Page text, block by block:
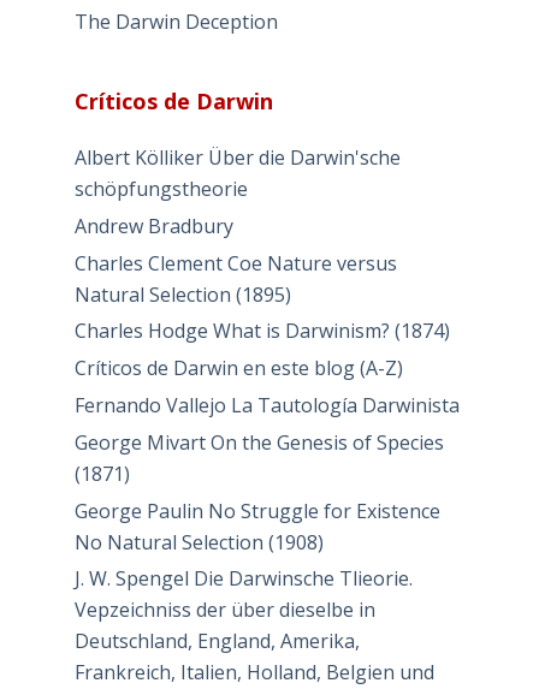
The Darwin Deception
Críticos de Darwin
Albert Kölliker Über die Darwin'sche
schöpfungstheorie
Andrew Bradbury
Charles Clement Coe Nature versus
Natural Selection (1895)
Charles Hodge What is Darwinism? (1874)
Críticos de Darwin en este blog (A-Z)
Fernando Vallejo La Tautología Darwinista
George Mivart On the Genesis of Species
(1871)
George Paulin No Struggle for Existence
No Natural Selection (1908)
J. W. Spengel Die Darwinsche Tlieorie.
Vepzeichniss der über dieselbe in
Deutschland, England, Amerika,
Frankreich, Italien, Holland, Belgien und